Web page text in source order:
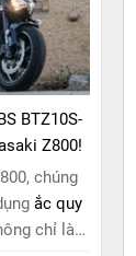
tiên tiến,
không cần
BTZ10S-
Z800!
chúng
ắc quy
chỉ là